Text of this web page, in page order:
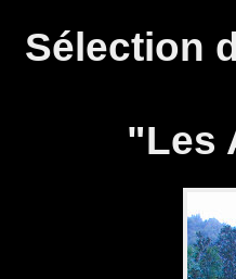
Sélection
"Les